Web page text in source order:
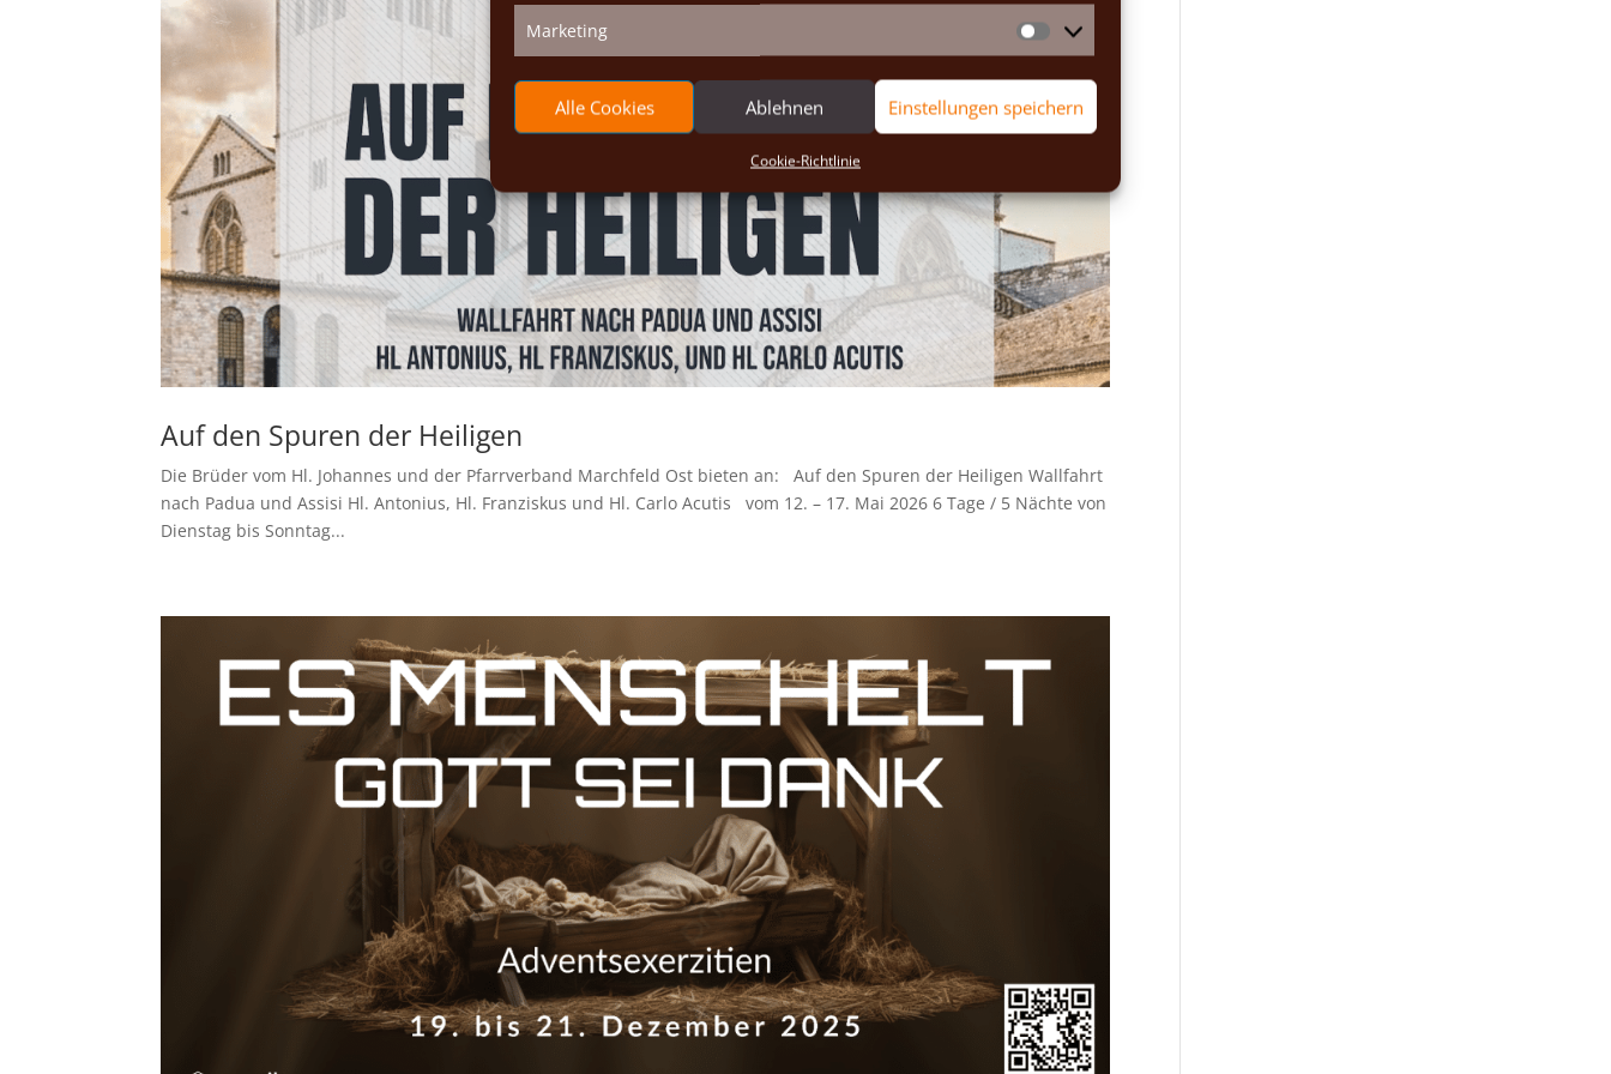
Marketing
Marketing
Alle Cookies Ablehnen Einstellungen speichern
Cookie-Richtlinie
Auf den Spuren der Heiligen
Die Brüder vom Hl. Johannes und der Pfarrverband Marchfeld Ost bieten an: Auf den Spuren der Heiligen Wallfahrt
nach Padua und Assisi Hl. Antonius, Hl. Franziskus und Hl. Carlo Acutis vom 12. – 17. Mai 2026 6 Tage / 5 Nächte von
Dienstag bis Sonntag...